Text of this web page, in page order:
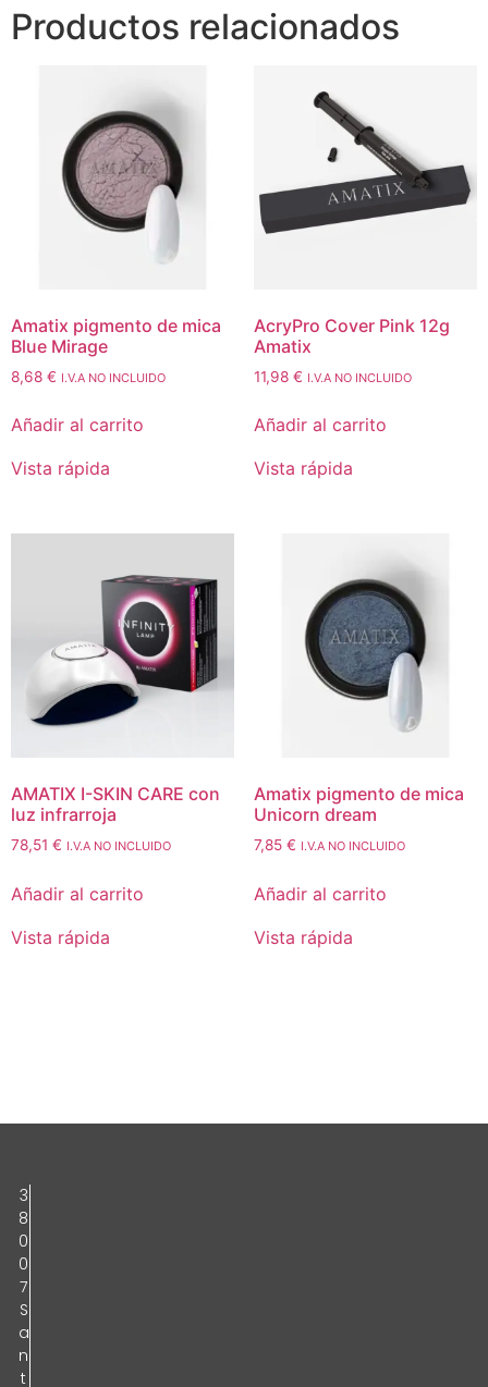
Productos relacionados
Amatix pigmento de mica
Blue Mirage
8,68 € I.V.A NO INCLUIDO
Añadir al carrito
Vista rápida
AcryPro Cover Pink 12g
Amatix
11,98 € I.V.A NO INCLUIDO
Añadir al carrito
Vista rápida
AMATIX I-SKIN CARE con
luz infrarroja
78,51 € I.V.A NO INCLUIDO
Añadir al carrito
Vista rápida
Amatix pigmento de mica
Unicorn dream
7,85 € I.V.A NO INCLUIDO
Añadir al carrito
Vista rápida
3
8
0
0
7
S
a
n
t